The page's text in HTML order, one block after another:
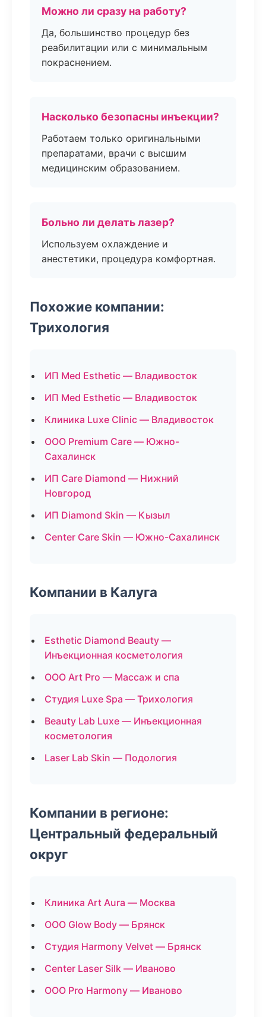
Можно ли сразу на работу?
Да, большинство процедур без
реабилитации или с минимальным
покраснением.
Насколько безопасны инъекции?
Работаем только оригинальными
препаратами, врачи с высшим
медицинским образованием.
Больно ли делать лазер?
Используем охлаждение и
анестетики, процедура комфортная.
Похожие компании:
Трихология
ИП Med Esthetic — Владивосток
ИП Med Esthetic — Владивосток
Клиника Luxe Clinic — Владивосток
ООО Premium Care — Южно-
Сахалинск
ИП Care Diamond — Нижний
Новгород
ИП Diamond Skin — Кызыл
Center Care Skin — Южно-Сахалинск
Компании в Калуга
Esthetic Diamond Beauty —
Инъекционная косметология
ООО Art Pro — Массаж и спа
Студия Luxe Spa — Трихология
Beauty Lab Luxe — Инъекционная
косметология
Laser Lab Skin — Подология
Компании в регионе:
Центральный федеральный
округ
Клиника Art Aura — Москва
ООО Glow Body — Брянск
Студия Harmony Velvet — Брянск
Center Laser Silk — Иваново
ООО Pro Harmony — Иваново